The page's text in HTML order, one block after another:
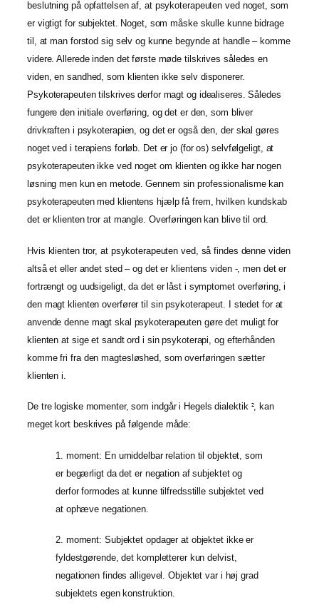
beslutning på opfattelsen af, at psykoterapeuten ved noget, som
er vigtigt for subjektet. Noget, som måske skulle kunne bidrage
til, at man forstod sig selv og kunne begynde at handle – komme
videre. Allerede inden det første møde tilskrives således en
viden, en sandhed, som klienten ikke selv disponerer.
Psykoterapeuten tilskrives derfor magt og idealiseres. Således
fungere den initiale overføring, og det er den, som bliver
drivkraften i psykoterapien, og det er også den, der skal gøres
noget ved i terapiens forløb. Det er jo (for os) selvfølgeligt, at
psykoterapeuten ikke ved noget om klienten og ikke har nogen
løsning men kun en metode. Gennem sin professionalisme kan
psykoterapeuten med klientens hjælp få frem, hvilken kundskab
det er klienten tror at mangle. Overføringen kan blive til ord.
Hvis klienten tror, at psykoterapeuten ved, så findes denne viden
altså et eller andet sted – og det er klientens viden -, men det er
fortrængt og uudsigeligt, da det er låst i symptomet overføring, i
den magt klienten overfører til sin psykoterapeut. I stedet for at
anvende denne magt skal psykoterapeuten gøre det muligt for
klienten at sige et sandt ord i sin psykoterapi, og efterhånden
komme fri fra den magtesløshed, som overføringen sætter
klienten i.
De tre logiske momenter, som indgår i Hegels dialektik 2, kan
meget kort beskrives på følgende måde:
1. moment: En umiddelbar relation til objektet, som
er begærligt da det er negation af subjektet og
derfor formodes at kunne tilfredsstille subjektet ved
at ophæve negationen.
2. moment: Subjektet opdager at objektet ikke er
fyldestgørende, det kompletterer kun delvist,
negationen findes alligevel. Objektet var i høj grad
subjektets egen konstruktion.